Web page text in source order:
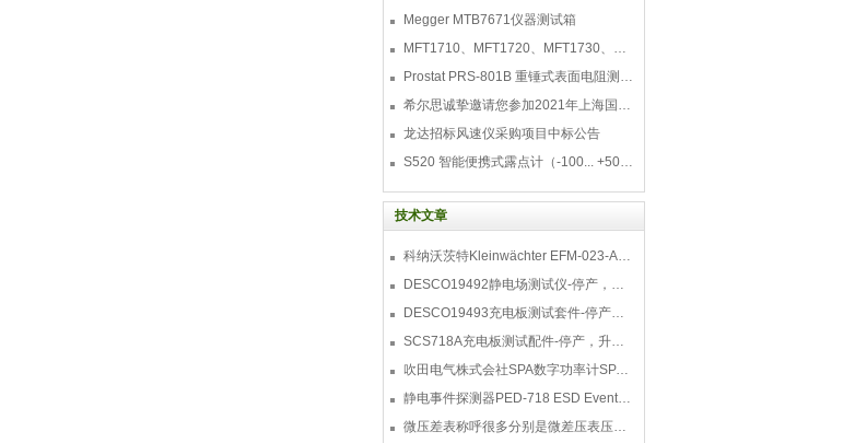
Megger MTB7671仪器测试箱
MFT1710、MFT1720、MFT1730、MFT1735多功能测试仪
Prostat PRS-801B 重锤式表面电阻测量仪
希尔思诚挚邀请您参加2021年上海国际压缩机及设
龙达招标风速仪采购项目中标公告
S520 智能便携式露点计（-100... +50 °C TD）
技术文章
科纳沃茨特Kleinwächter EFM-023-AKC静电测试仪套件-EFM023AKC KIT
DESCO19492静电场测试仪-停产，替代型号770716
DESCO19493充电板测试套件-停产，替代型号718+770719
SCS718A充电板测试配件-停产，升级型号770719
吹田电气株式会社SPA数字功率计SPA3000/SPA2000/SPA1000
静电事件探测器PED-718 ESD Event Detector
微压差表称呼很多分别是微差压表压差计微压表